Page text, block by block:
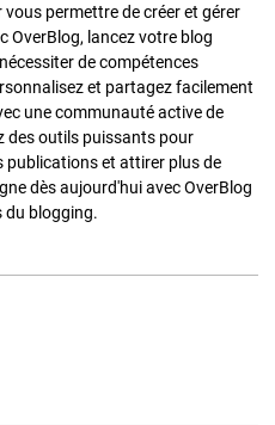
permettre de créer et gérer
OverBlog, lancez votre blog
de compétences
et partagez facilement
une communauté active de
des outils puissants pour
publications et attirer plus de
dès aujourd'hui avec OverBlog
du blogging.